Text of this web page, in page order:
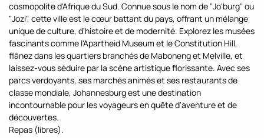
cosmopolite d'Afrique du Sud. Connue sous le nom de "Jo'burg" ou
"Jozi", cette ville est le cœur battant du pays, offrant un mélange
unique de culture, d'histoire et de modernité. Explorez les musées
fascinants comme l'Apartheid Museum et le Constitution Hill,
flânez dans les quartiers branchés de Maboneng et Melville, et
laissez-vous séduire par la scène artistique florissante. Avec ses
parcs verdoyants, ses marchés animés et ses restaurants de
classe mondiale, Johannesburg est une destination
incontournable pour les voyageurs en quête d'aventure et de
découvertes.
Repas (libres).